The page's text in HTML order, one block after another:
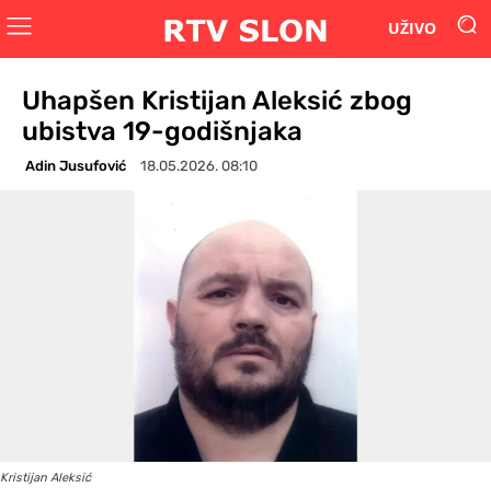
UŽIVO
Uhapšen Kristijan Aleksić zbog
ubistva 19-godišnjaka
Adin Jusufović 18.05.2026. 08:10
Kristijan Aleksić